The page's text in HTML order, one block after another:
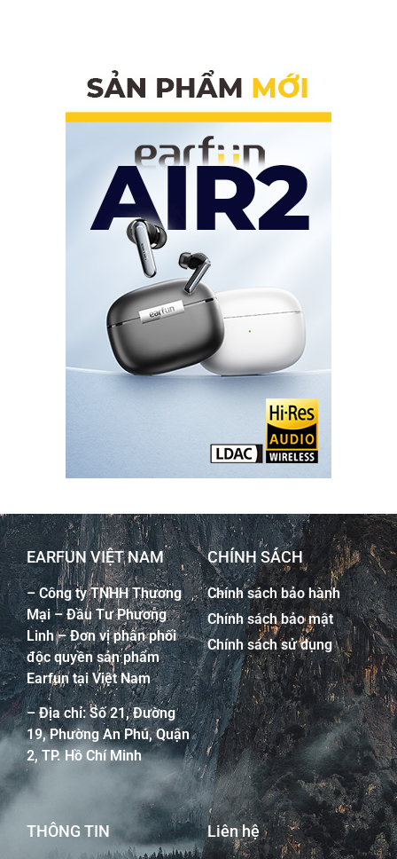
EARFUN VIỆT NAM
– Công ty TNHH Thương
Mại – Đầu Tư Phương
Linh – Đơn vị phân phối
độc quyền sản phẩm
Earfun tại Việt Nam
– Địa chỉ: Số 21, Đường
19, Phường An Phú, Quận
2, TP. Hồ Chí Minh
CHÍNH SÁCH
Chính sách bảo hành
Chính sách bảo mật
Chính sách sử dụng
THÔNG TIN Liên hệ